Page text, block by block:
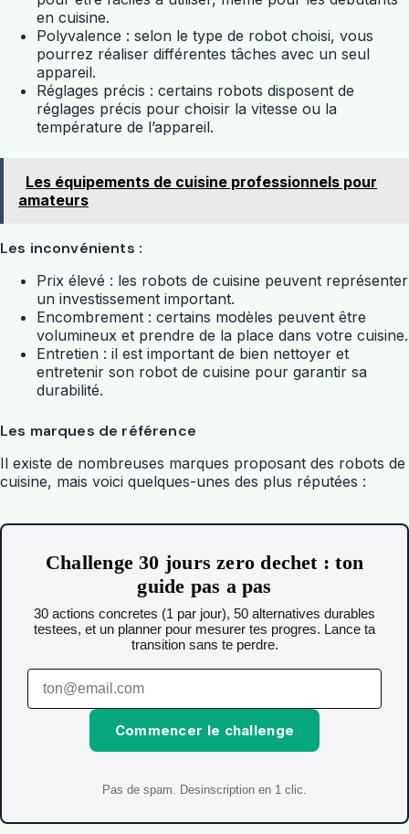
en cuisine.
Polyvalence : selon le type de robot choisi, vous
pourrez réaliser différentes tâches avec un seul
appareil.
Réglages précis : certains robots disposent de
réglages précis pour choisir la vitesse ou la
température de l’appareil.
Les équipements de cuisine professionnels pour
amateurs
Les inconvénients :
Prix élevé : les robots de cuisine peuvent représenter
un investissement important.
Encombrement : certains modèles peuvent être
volumineux et prendre de la place dans votre cuisine.
Entretien : il est important de bien nettoyer et
entretenir son robot de cuisine pour garantir sa
durabilité.
Les marques de référence
Il existe de nombreuses marques proposant des robots de
cuisine, mais voici quelques-unes des plus réputées :
Challenge 30 jours zero dechet : ton
guide pas a pas
30 actions concretes (1 par jour), 50 alternatives durables
testees, et un planner pour mesurer tes progres. Lance ta
transition sans te perdre.
Commencer le challenge
Pas de spam. Desinscription en 1 clic.